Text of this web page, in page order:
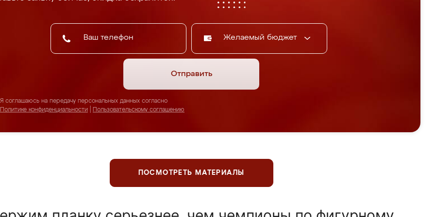
Желаемый бюджет
Отправить
Я соглашаюсь на передачу персональных данных согласно
Политике конфиденциальности
Пользовательскому соглашению
ПОСМОТРЕТЬ МАТЕРИАЛЫ